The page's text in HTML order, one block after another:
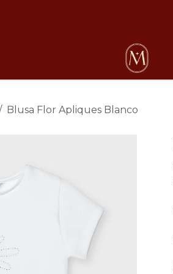
Blusa Flor Apliques Blanco